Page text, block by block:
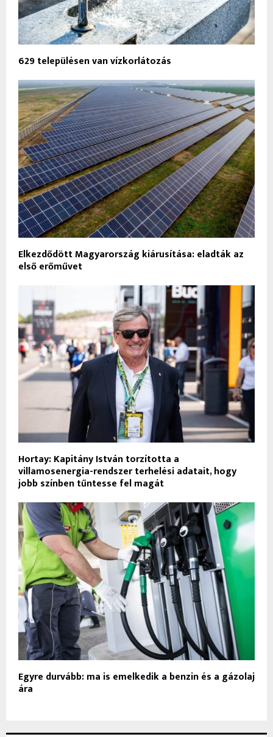
629 településen van vízkorlátozás
Elkezdődött Magyarország kiárusítása: eladták az
első erőművet
Hortay: Kapitány István torzította a
villamosenergia-rendszer terhelési adatait, hogy
jobb színben tűntesse fel magát
Egyre durvább: ma is emelkedik a benzin és a gázolaj
ára